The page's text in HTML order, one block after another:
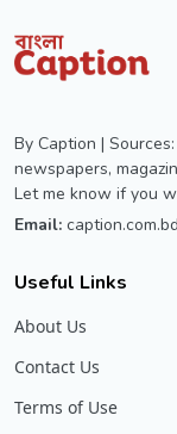
By Caption |
newspapers,
Let me know if you
Email:
Useful Links
About Us
Contact Us
Terms of Use